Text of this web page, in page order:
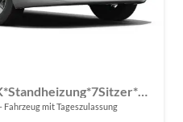
GS (M) 2.2D 8AT 180 AHK*Standheizung*7Sitzer*Leder*Android Auto*Navi*SHZ*Kamera
Fahrzeug mit Tageszulassung